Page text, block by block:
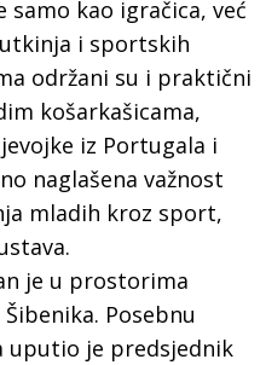
kao igračica, već
i sportskih
održani su i praktični
košarkašicama,
iz Portugala i
naglašena važnost
mladih kroz sport,
je u prostorima
Posebnu
uputio je predsjednik